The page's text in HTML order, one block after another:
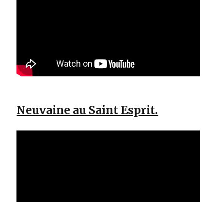
Neuvaine au Saint Esprit.